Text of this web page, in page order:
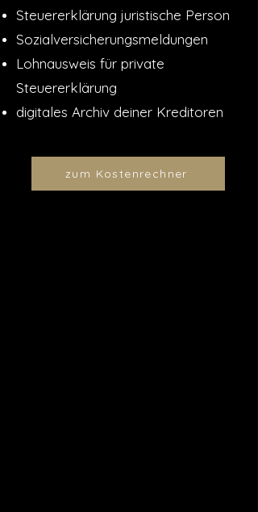
Steuererklärung juristische Person
Sozialversicherungsmeldungen
Lohnausweis für private
Steuererklärung
digitales Archiv deiner Kreditoren
zum Kostenrechner